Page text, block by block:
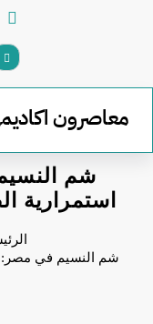
معاصرون
شم
استمرارية
شم النسيم في مصر: